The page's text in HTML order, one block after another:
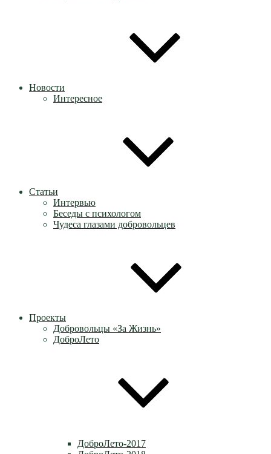
Новости
Интересное
Статьи
Интервью
Беседы с психологом
Чудеса глазами добровольцев
Проекты
Добровольцы «За Жизнь»
ДоброЛето
ДоброЛето-2017